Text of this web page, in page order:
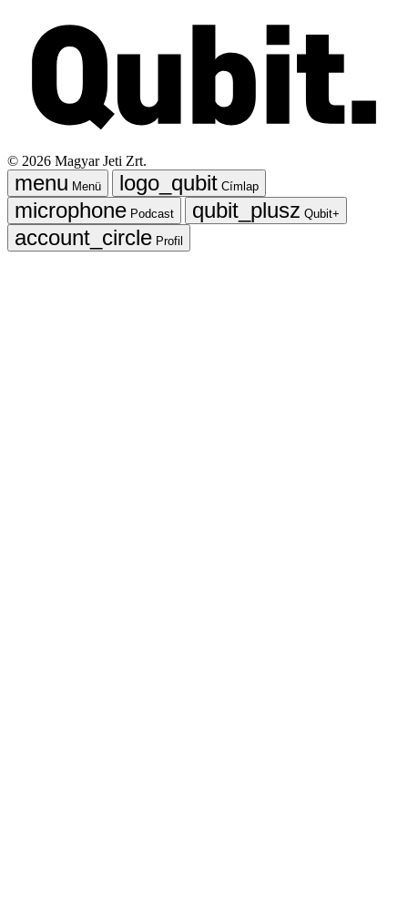
© 2026 Magyar Jeti Zrt.
Menü
Címlap
Podcast
Qubit+
Profil